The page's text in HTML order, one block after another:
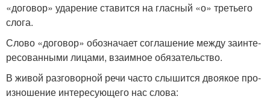
«дого­вор» уда­ре­ние ста­вит­ся на глас­ный «о» тре­тье­го
сло­га.
Слово «дого­вор» обо­зна­ча­ет согла­ше­ние меж­ду заин­те­
ре­со­ван­ны­ми лица­ми, вза­им­ное обя­за­тель­ство.
В живой раз­го­вор­ной речи часто слы­шит­ся дво­я­кое про­
из­но­ше­ние инте­ре­су­ю­ще­го нас сло­ва: